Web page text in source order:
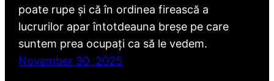
poate rupe și că în ordinea firească a
lucrurilor apar întotdeauna breșe pe care
suntem prea ocupați ca să le vedem.
November 30, 2025